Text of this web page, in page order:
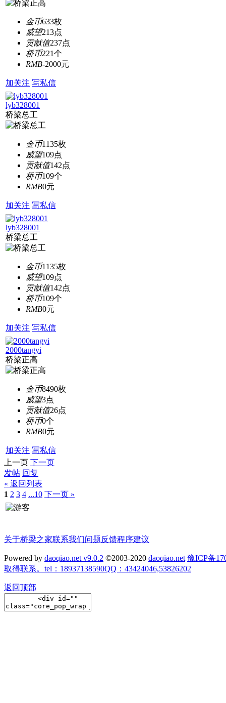
金币633枚
威望213点
贡献值237点
桥币221个
RMB-2000元
加关注 写私信
lyb328001
桥梁总工
金币1135枚
威望109点
贡献值142点
桥币109个
RMB0元
加关注 写私信
lyb328001
桥梁总工
金币1135枚
威望109点
贡献值142点
桥币109个
RMB0元
加关注 写私信
2000tangyi
桥梁正高
金币8490枚
威望3点
贡献值26点
桥币0个
RMB0元
加关注 写私信
上一页 下一页
发帖 回复
« 返回列表
1 2 3 4 ...10 下一页 »
关于桥梁之家联系我们问题反馈程序建议
Powered by daoqiao.net v9.0.2 ©2003-2020 daoqiao.net 豫ICP备
取得联系。tel：18937138590QQ：43424046,53826202
返回顶部